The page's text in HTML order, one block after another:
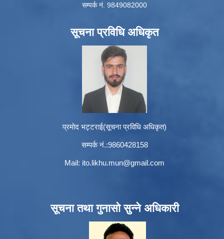
सम्पर्क नं. 9849082000
सूचना प्रविधि अधिकृत
प्रमोद भट्टराई(सूचना प्रविधि अधिकृत)
सम्पर्क नं.:9860428158
Mail: ito.likhu.mun@gmail.com
सूचना तथा गुनासो सुन्ने अधिकारी